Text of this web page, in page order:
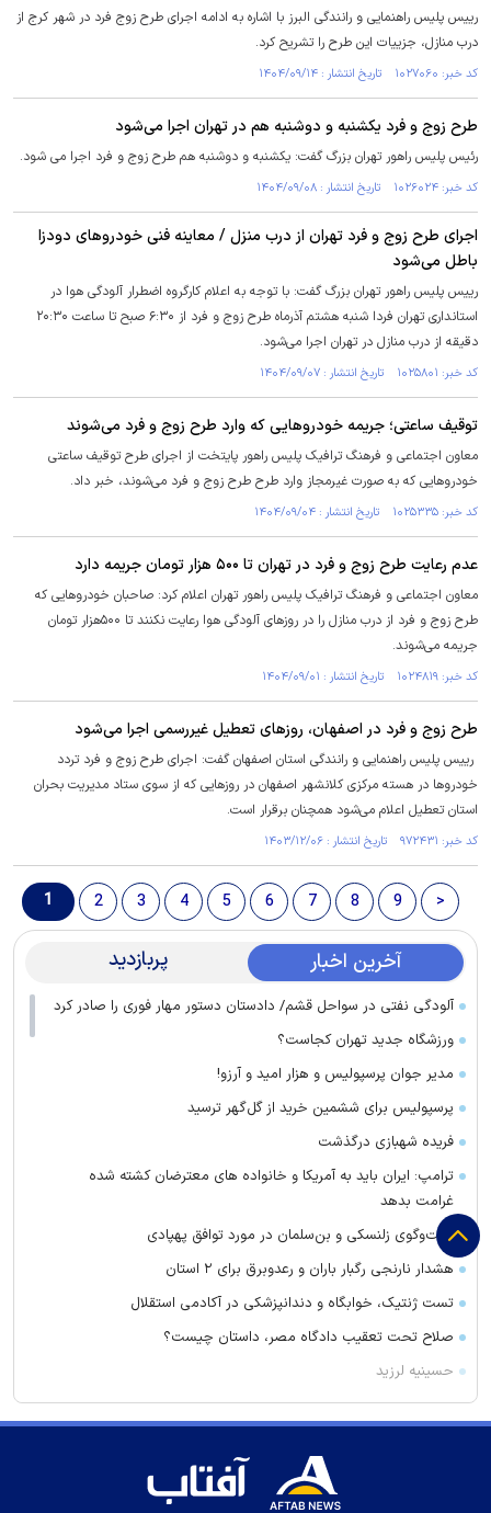
رییس پلیس راهنمایی و رانندگی البرز با اشاره به ادامه اجرای طرح زوج فرد در شهر کرج از
درب منازل، جزییات این طرح را تشریح کرد.
کد خبر: ۱۰۲۷۰۶۰ تاریخ انتشار : ۱۴۰۴/۰۹/۱۴
طرح زوج و فرد یکشنبه و دوشنبه هم در تهران اجرا می‌شود
رئیس پلیس راهور تهران بزرگ گفت: یکشنبه و دوشنبه هم طرح زوج و فرد اجرا می شود.
کد خبر: ۱۰۲۶۰۲۴ تاریخ انتشار : ۱۴۰۴/۰۹/۰۸
اجرای طرح زوج و فرد تهران از درب منزل / معاینه فنی خودروهای دودزا
باطل می‌شود
رییس پلیس راهور تهران بزرگ گفت: با توجه به اعلام کارگروه اضطرار آلودگی هوا در
استانداری تهران فردا شنبه هشتم آذرماه طرح زوج و فرد از ۶:۳۰ صبح تا ساعت ۲۰:۳۰
دقیقه از درب منازل در تهران اجرا می‌شود.
کد خبر: ۱۰۲۵۸۰۱ تاریخ انتشار : ۱۴۰۴/۰۹/۰۷
توقیف ساعتی؛ جریمه خودرو‌هایی که وارد طرح زوج و فرد می‌شوند
معاون اجتماعی و فرهنگ ترافیک پلیس راهور پایتخت از اجرای طرح توقیف ساعتی
خودرو‌هایی که به صورت غیرمجاز وارد طرح طرح زوج و فرد می‌شوند، خبر داد.
کد خبر: ۱۰۲۵۳۳۵ تاریخ انتشار : ۱۴۰۴/۰۹/۰۴
عدم رعایت طرح زوج و فرد در تهران تا ۵۰۰ هزار تومان جریمه دارد
معاون اجتماعی و فرهنگ ترافیک پلیس راهور تهران اعلام کرد: صاحبان خودروهایی که
طرح زوج و فرد از درب منازل را در روزهای آلودگی هوا رعایت نکنند تا ۵۰۰هزار تومان
جریمه می‌شوند.
کد خبر: ۱۰۲۴۸۱۹ تاریخ انتشار : ۱۴۰۴/۰۹/۰۱
طرح زوج و فرد در اصفهان، روز‌های تعطیل غیررسمی اجرا می‌شود
رییس پلیس راهنمایی و رانندگی استان اصفهان گفت: اجرای طرح زوج و فرد تردد
خودرو‌ها در هسته مرکزی کلانشهر اصفهان در روز‌هایی که از سوی ستاد مدیریت بحران
استان تعطیل اعلام می‌شود همچنان برقرار است.
کد خبر: ۹۷۲۴۳۱ تاریخ انتشار : ۱۴۰۳/۱۲/۰۶
1 2 3 4 5 6 7 8 9 >
آخرین اخبار پربازدید
آلودگی نفتی در سواحل قشم/ دادستان دستور مهار فوری را صادر کرد
ورزشگاه جدید تهران کجاست؟
مدیر جوان پرسپولیس و هزار امید و آرزو!
پرسپولیس برای ششمین خرید از گل‌گهر ترسید
فریده شهبازی درگذشت
ترامپ: ایران باید به آمریکا و خانواده های معترضان کشته شده
غرامت بدهد
گفت‌وگوی زلنسکی و بن‌سلمان در مورد توافق پهپادی
هشدار نارنجی رگبار باران و رعدوبرق برای ۲ استان
تست ژنتیک، خوابگاه و دندانپزشکی در آکادمی استقلال
صلاح تحت تعقیب دادگاه مصر، داستان چیست؟
حسینیه لرزید
سونا بدن را برای مقابله با عفونت‌ها مقاوم‌تر می‌کند؟
پایان کار قاچاقچی در مرند با کشف ۳۰ کیلو موادمخدر